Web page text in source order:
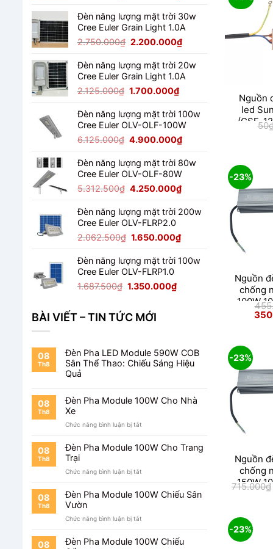
là:
4.487.500₫.
tại
là:
3.590.000₫.
Đèn năng lượng mặt trời 30w
Cree Euler Grain Light 1.0A
2.750.000₫ Giá
là:
2.750.000₫.
2.200.000₫Giá
tại
là:
Đèn năng lượng mặt trời 20w
Cree Euler Grain Light 1.0A
2.125.000₫ Giá
là:
2.125.000₫.
1.700.000₫Giá
tại
là:
1.700.000₫.
Đèn năng lượng mặt trời 100w
Cree Euler OLV-OLF-100W
6.125.000₫ Giá
là:
6.125.000₫.
4.900.000₫Giá
tại
là:
4.900.000₫.
Đèn năng lượng mặt trời 80w
Cree Euler OLV-OLF-80W
5.312.500₫ Giá
là:
5.312.500₫.
4.250.000₫Giá
tại
4.250.000₫.
Đèn năng lượng mặt trời 200w
Cree Euler OLV-FLRP2.0
2.062.500₫ Giá
là:
2.062.500₫.
1.650.000₫Giá
tại
Đèn năng lượng mặt trời 100w
Cree Euler OLV-FLRP1.0
1.687.500₫ Giá
1.687.500₫.
1.350.000₫Giá
BÀI VIẾT – TIN TỨC MỚI
08
Th8
Đèn Pha LED Module 590W COB
Sân Thể Thao: Chiếu Sáng Hiệu
Quả
08
Th8
Đèn Pha Module 100W Cho Nhà
Xe
Chức năng bình luận bị tắt
Pha
Module
Xe
08
Th8
Đèn Pha Module 100W Cho Trang
Trại
Chức năng bình luận bị tắt
Pha
Module
Trại
08
Th8
Đèn Pha Module 100W Chiếu Sân
Vườn
Chức năng bình luận bị tắt
Pha
Module
08
Đèn Pha Module 100W Chiếu
Nguồn
led
(GSE-50
-23%
Nguồn
chống
100W
50/ Giá
gốc
-23%
Nguồn
chống
150W
50/
715.000₫
-23%